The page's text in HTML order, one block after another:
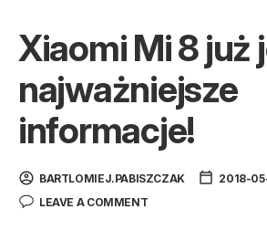
Xiaomi Mi 8 już
najważniejsze
informacje!
BARTLOMIEJ.PABISZCZAK
2018-
LEAVE A COMMENT